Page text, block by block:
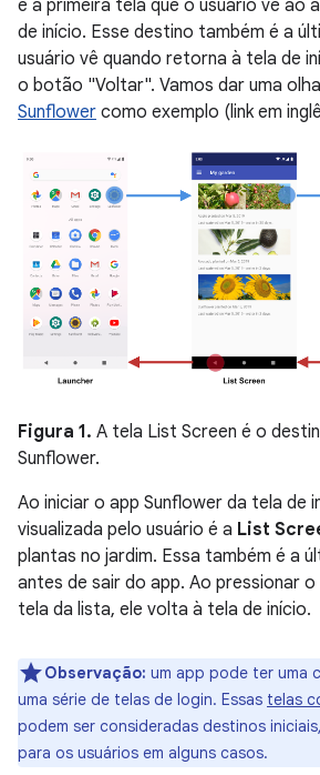
é a primeira tela que o usuário vê ao
de início. Esse destino também é a
usuário vê quando retorna à tela de
o botão "Voltar". Vamos dar uma
Sunflower como exemplo (link em
Figura 1. A tela List Screen é o
Sunflower.
Ao iniciar o app Sunflower da tela de
visualizada pelo usuário é a List
plantas no jardim. Essa também é a
antes de sair do app. Ao pressionar
tela da lista, ele volta à tela de início.
Observação: um app pode ter uma
uma série de telas de login. Essas telas
podem ser consideradas destinos
para os usuários em alguns casos.